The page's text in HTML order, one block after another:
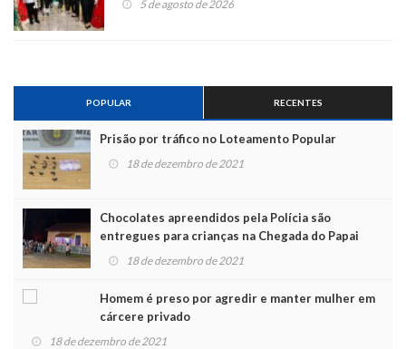
5 de agosto de 2026
POPULAR RECENTES
Prisão por tráfico no Loteamento Popular
18 de dezembro de 2021
Chocolates apreendidos pela Polícia são
entregues para crianças na Chegada do Papai
Noel
18 de dezembro de 2021
Homem é preso por agredir e manter mulher em
cárcere privado
18 de dezembro de 2021